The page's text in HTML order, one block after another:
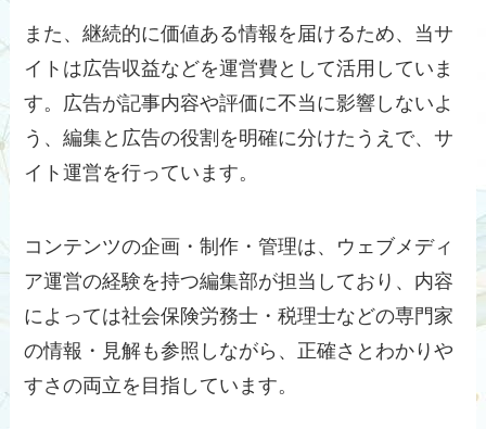
また、継続的に価値ある情報を届けるため、当サ
イトは広告収益などを運営費として活用していま
す。広告が記事内容や評価に不当に影響しないよ
う、編集と広告の役割を明確に分けたうえで、サ
イト運営を行っています。
コンテンツの企画・制作・管理は、ウェブメディ
ア運営の経験を持つ編集部が担当しており、内容
によっては社会保険労務士・税理士などの専門家
の情報・見解も参照しながら、正確さとわかりや
すさの両立を目指しています。